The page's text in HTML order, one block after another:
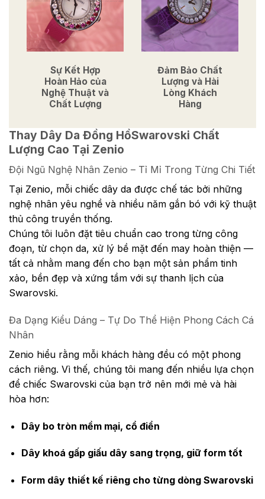
Sự Kết Hợp
Hoàn Hảo của
Nghệ Thuật và
Chất Lượng
Đảm Bảo Chất
Lượng và Hài
Lòng Khách
Hàng
Thay Dây Da Đồng HồSwarovski Chất
Lượng Cao Tại Zenio
Đội Ngũ Nghệ Nhân Zenio – Tỉ Mỉ Trong Từng Chi Tiết
Tại Zenio, mỗi chiếc dây da được chế tác bởi những
nghệ nhân yêu nghề và nhiều năm gắn bó với kỹ thuật
thủ công truyền thống.
Chúng tôi luôn đặt tiêu chuẩn cao trong từng công
đoạn, từ chọn da, xử lý bề mặt đến may hoàn thiện —
tất cả nhằm mang đến cho bạn một sản phẩm tinh
xảo, bền đẹp và xứng tầm với sự thanh lịch của
Swarovski.
Đa Dạng Kiểu Dáng – Tự Do Thể Hiện Phong Cách Cá
Nhân
Zenio hiểu rằng mỗi khách hàng đều có một phong
cách riêng. Vì thế, chúng tôi mang đến nhiều lựa chọn
để chiếc Swarovski của bạn trở nên mới mẻ và hài
hòa hơn:
Dây bo tròn mềm mại, cổ điển
Dây khoá gấp giấu dây sang trọng, giữ form tốt
Form dây thiết kế riêng cho từng dòng Swarovski